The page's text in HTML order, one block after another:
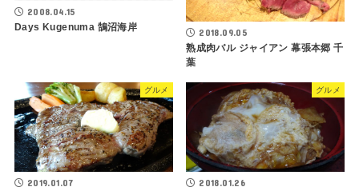
2008.04.15
Days Kugenuma 鵠沼海岸 2018.09.05
熟成肉バル ジャイアン 幕張本郷 千
葉
グルメ
2019.01.07
グルメ
2018.01.26